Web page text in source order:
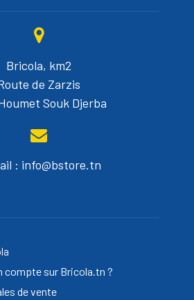
Bricola, km2
de Zarzis
Souk Djerba
: info@bstore.tn
compte sur Bricola.tn ?
de vente